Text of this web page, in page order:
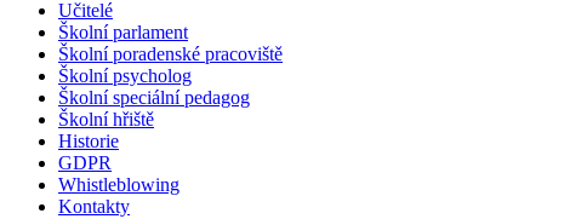
Učitelé
Školní parlament
Školní poradenské pracoviště
Školní psycholog
Školní speciální pedagog
Školní hřiště
Historie
GDPR
Whistleblowing
Kontakty